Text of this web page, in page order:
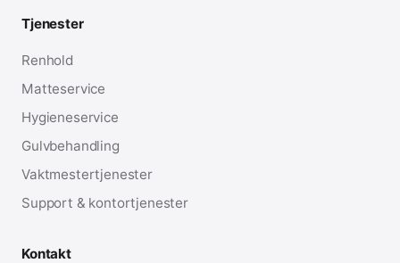
Tjenester
Renhold
Matteservice
Hygieneservice
Gulvbehandling
Vaktmestertjenester
Support & kontortjenester
Kontakt